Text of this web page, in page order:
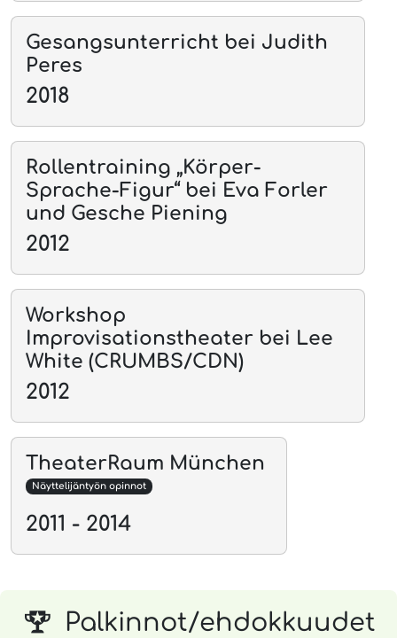
Gesangsunterricht bei Judith
Peres
2018
Rollentraining „Körper-
Sprache-Figur“ bei Eva Forler
und Gesche Piening
2012
Workshop
Improvisationstheater bei Lee
White (CRUMBS/CDN)
2012
TheaterRaum München
Näyttelijäntyön opinnot
2011 - 2014
Palkinnot/ehdokkuudet